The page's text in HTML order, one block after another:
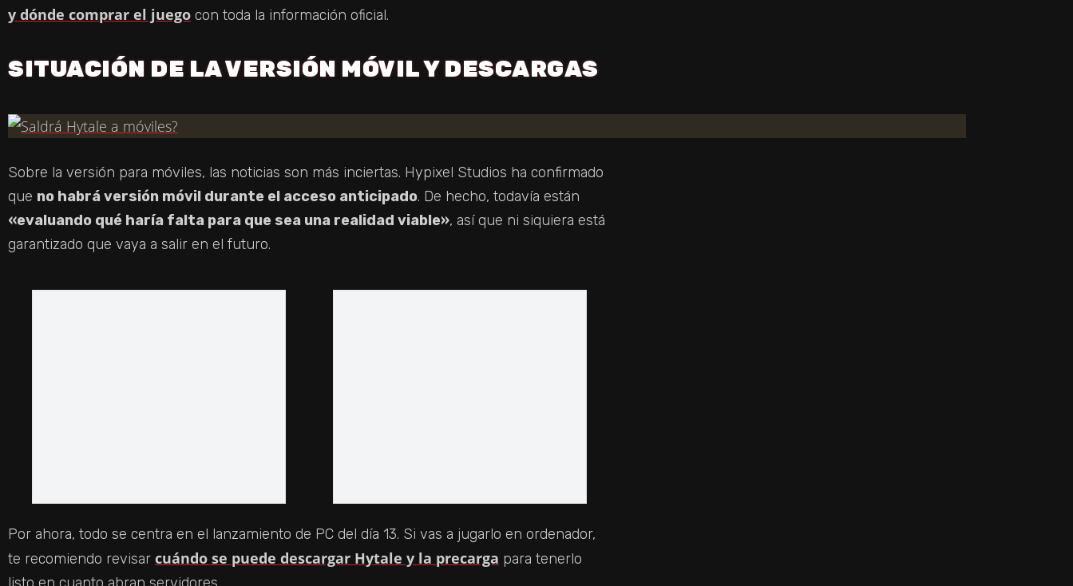
y dónde comprar el juego con toda la información oficial.
SITUACIÓN DE LA VERSIÓN MÓVIL Y DESCARGAS
Sobre la versión para móviles, las noticias son más inciertas. Hypixel Studios ha confirmado
que no habrá versión móvil durante el acceso anticipado. De hecho, todavía están
«evaluando qué haría falta para que sea una realidad viable», así que ni siquiera está
garantizado que vaya a salir en el futuro.
Por ahora, todo se centra en el lanzamiento de PC del día 13. Si vas a jugarlo en ordenador,
te recomiendo revisar cuándo se puede descargar Hytale y la precarga para tenerlo